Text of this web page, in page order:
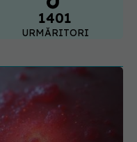
1401
URMĂRITORI